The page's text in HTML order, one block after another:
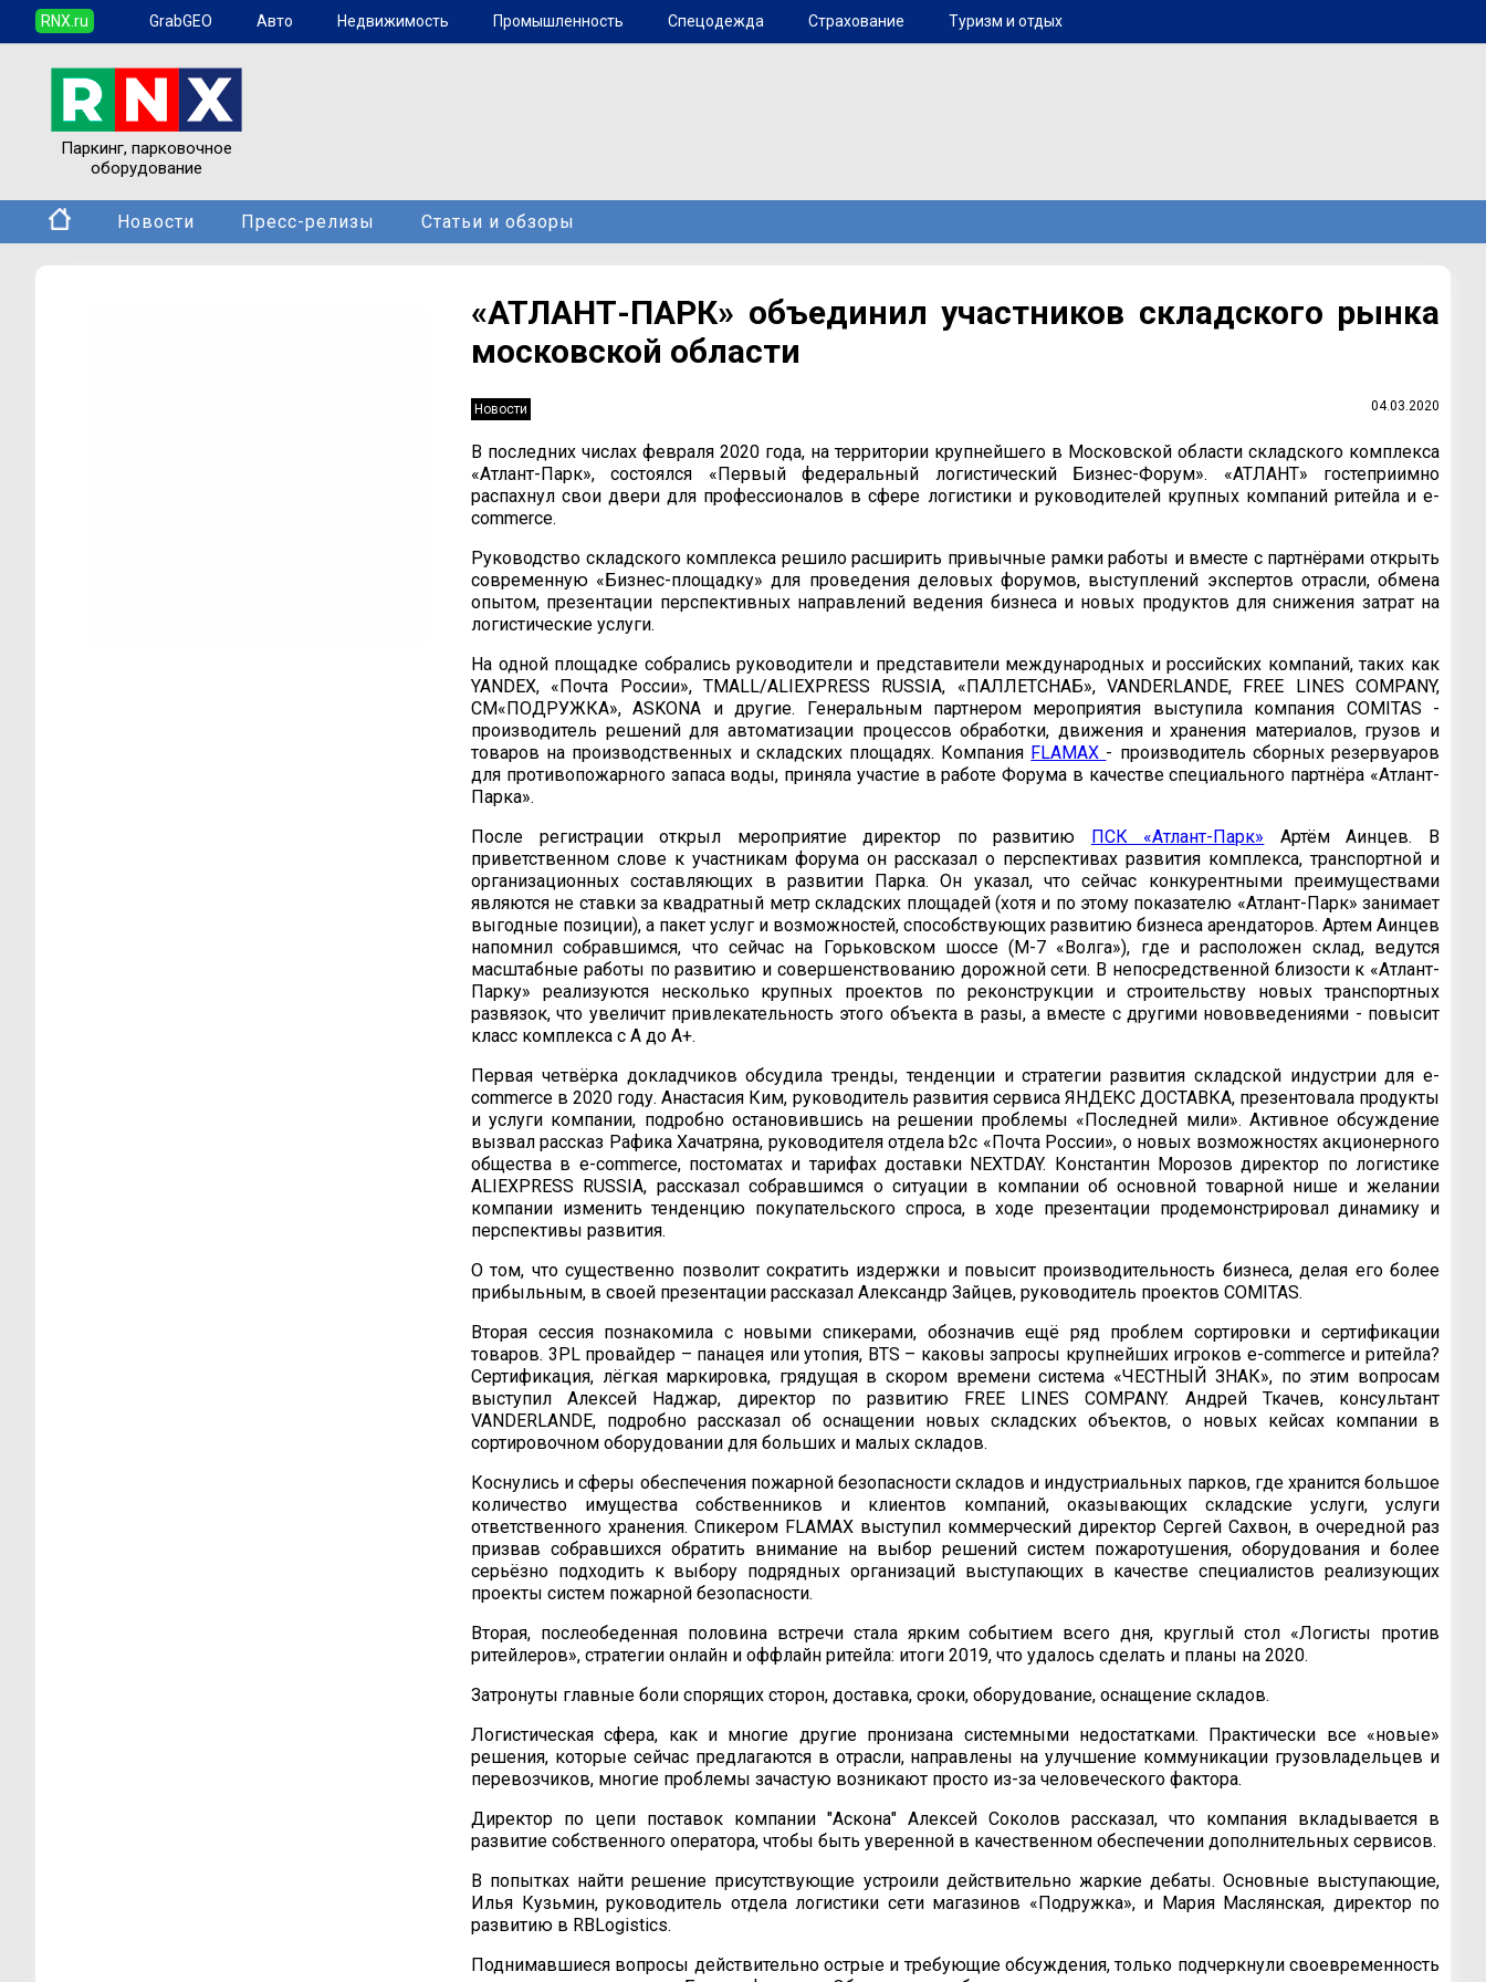
RNX.ru GrabGEO Авто Недвижимость Промышленность Спецодежда Страхование Туризм и отдых
Паркинг, парковочное
оборудование
Новости Пресс-релизы Статьи и обзоры
«АТЛАНТ-ПАРК» объединил участников складского рынка
московской области
04.03.2020
Новости
В последних числах февраля 2020 года, на территории крупнейшего в Московской области складского комплекса
«Атлант-Парк», состоялся «Первый федеральный логистический Бизнес-Форум». «АТЛАНТ» гостеприимно
распахнул свои двери для профессионалов в сфере логистики и руководителей крупных компаний ритейла и e-
commerce.
Руководство складского комплекса решило расширить привычные рамки работы и вместе с партнёрами открыть
современную «Бизнес-площадку» для проведения деловых форумов, выступлений экспертов отрасли, обмена
опытом, презентации перспективных направлений ведения бизнеса и новых продуктов для снижения затрат на
логистические услуги.
На одной площадке собрались руководители и представители международных и российских компаний, таких как
YANDEX, «Почта России», ТMALL/ALIEXPRESS RUSSIA, «ПАЛЛЕТСНАБ», VANDERLANDE, FREE LINES COMPANY,
СМ«ПОДРУЖКА», ASKONA и другие. Генеральным партнером мероприятия выступила компания COMITAS -
производитель решений для автоматизации процессов обработки, движения и хранения материалов, грузов и
товаров на производственных и складских площадях. Компания FLAMAX - производитель сборных резервуаров
для противопожарного запаса воды, приняла участие в работе Форума в качестве специального партнёра «Атлант-
Парка».
После регистрации открыл мероприятие директор по развитию ПСК «Атлант-Парк» Артём Аинцев. В
приветственном слове к участникам форума он рассказал о перспективах развития комплекса, транспортной и
организационных составляющих в развитии Парка. Он указал, что сейчас конкурентными преимуществами
являются не ставки за квадратный метр складских площадей (хотя и по этому показателю «Атлант-Парк» занимает
выгодные позиции), а пакет услуг и возможностей, способствующих развитию бизнеса арендаторов. Артем Аинцев
напомнил собравшимся, что сейчас на Горьковском шоссе (М-7 «Волга»), где и расположен склад, ведутся
масштабные работы по развитию и совершенствованию дорожной сети. В непосредственной близости к «Атлант-
Парку» реализуются несколько крупных проектов по реконструкции и строительству новых транспортных
развязок, что увеличит привлекательность этого объекта в разы, а вместе с другими нововведениями - повысит
класс комплекса с А до А+.
Первая четвёрка докладчиков обсудила тренды, тенденции и стратегии развития складской индустрии для e-
commerce в 2020 году. Анастасия Ким, руководитель развития сервиса ЯНДЕКС ДОСТАВКА, презентовала продукты
и услуги компании, подробно остановившись на решении проблемы «Последней мили». Активное обсуждение
вызвал рассказ Рафика Хачатряна, руководителя отдела b2c «Почта России», о новых возможностях акционерного
общества в e-commerce, постоматах и тарифах доставки NEXTDAY. Константин Морозов директор по логистике
ALIEXPRESS RUSSIA, рассказал собравшимся о ситуации в компании об основной товарной нише и желании
компании изменить тенденцию покупательского спроса, в ходе презентации продемонстрировал динамику и
перспективы развития.
О том, что существенно позволит сократить издержки и повысит производительность бизнеса, делая его более
прибыльным, в своей презентации рассказал Александр Зайцев, руководитель проектов COMITAS.
Вторая сессия познакомила с новыми спикерами, обозначив ещё ряд проблем сортировки и сертификации
товаров. 3PL провайдер – панацея или утопия, BTS – каковы запросы крупнейших игроков e-commerce и ритейла?
Сертификация, лёгкая маркировка, грядущая в скором времени система «ЧЕСТНЫЙ ЗНАК», по этим вопросам
выступил Алексей Наджар, директор по развитию FREE LINES COMPANY. Андрей Ткачев, консультант
VANDERLANDE, подробно рассказал об оснащении новых складских объектов, о новых кейсах компании в
сортировочном оборудовании для больших и малых складов.
Коснулись и сферы обеспечения пожарной безопасности складов и индустриальных парков, где хранится большое
количество имущества собственников и клиентов компаний, оказывающих складские услуги, услуги
ответственного хранения. Спикером FLAMAX выступил коммерческий директор Сергей Сахвон, в очередной раз
призвав собравшихся обратить внимание на выбор решений систем пожаротушения, оборудования и более
серьёзно подходить к выбору подрядных организаций выступающих в качестве специалистов реализующих
проекты систем пожарной безопасности.
Вторая, послеобеденная половина встречи стала ярким событием всего дня, круглый стол «Логисты против
ритейлеров», стратегии онлайн и оффлайн ритейла: итоги 2019, что удалось сделать и планы на 2020.
Затронуты главные боли спорящих сторон, доставка, сроки, оборудование, оснащение складов.
Логистическая сфера, как и многие другие пронизана системными недостатками. Практически все «новые»
решения, которые сейчас предлагаются в отрасли, направлены на улучшение коммуникации грузовладельцев и
перевозчиков, многие проблемы зачастую возникают просто из-за человеческого фактора.
Директор по цепи поставок компании "Аскона" Алексей Соколов рассказал, что компания вкладывается в
развитие собственного оператора, чтобы быть уверенной в качественном обеспечении дополнительных сервисов.
В попытках найти решение присутствующие устроили действительно жаркие дебаты. Основные выступающие,
Илья Кузьмин, руководитель отдела логистики сети магазинов «Подружка», и Мария Маслянская, директор по
развитию в RBLogistics.
Поднимавшиеся вопросы действительно острые и требующие обсуждения, только подчеркнули своевременность